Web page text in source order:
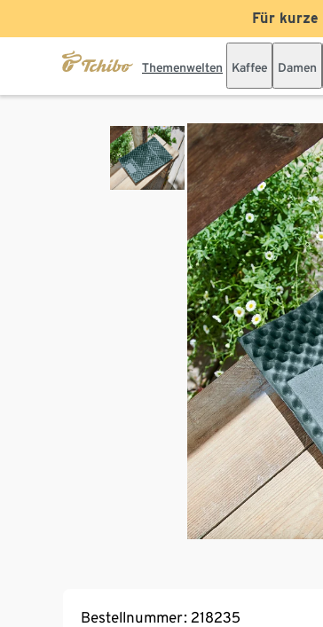
Für
Themenwelten Kaffee Damen
Bestellnummer: 218235